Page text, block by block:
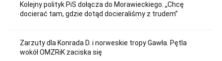
Kolejny polityk PiS dołącza do Morawieckiego. „Chcę
docierać tam, gdzie dotąd docieraliśmy z trudem”
Zarzuty dla Konrada D. i norweskie tropy Gawła. Pętla
wokół OMZRiK zaciska się